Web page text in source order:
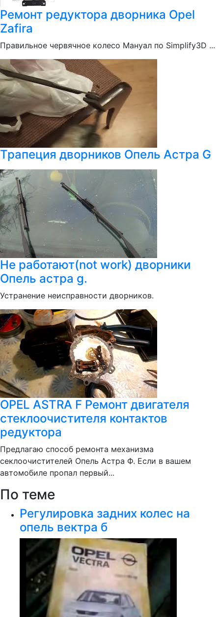
Ремонт редуктора дворника Opel
Zafira
Правильное червячное колесо Мануал по Simplify3D ...
Трапеция дворников Опель Астра G
Не работают(not work) дворники
Опель астра g.
Устранение неисправности дворников.
OPEL ASTRA F Ремонт двигателя
стеклоочистителя контактов
редуктора
Предлагаю способ ремонта механизма
секлоочистителей Опель Астра Ф. Если в вашем
автомобиле пропал первый...
По теме
Регулировка задних колес на
опель вектра б